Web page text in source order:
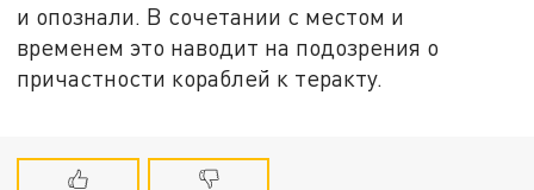
и опознали. В сочетании с местом и
временем это наводит на подозрения о
причастности кораблей к теракту.